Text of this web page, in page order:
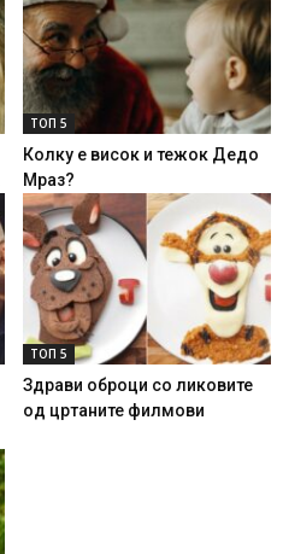
ТОП 5
Колку е висок и тежок Дедо
Мраз?
ТОП 5
Здрави оброци со ликовите
од цртаните филмови